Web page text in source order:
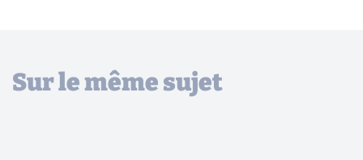
Sur le même sujet